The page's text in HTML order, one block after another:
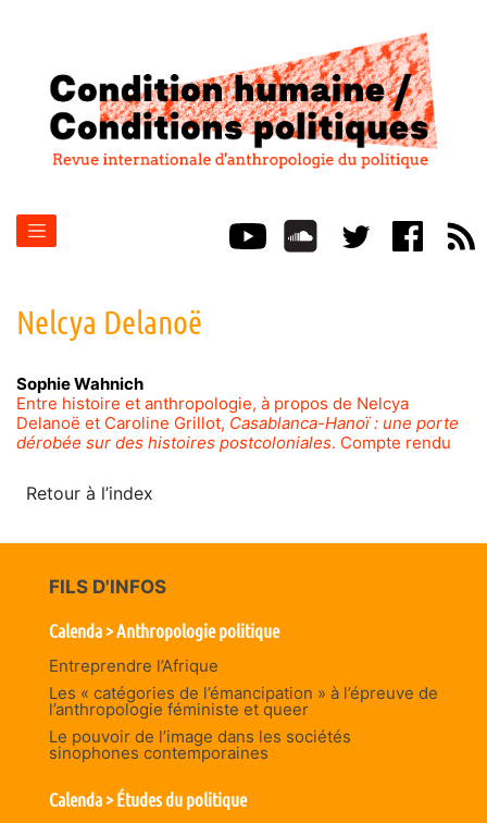
Nelcya Delanoë
SophieWahnich
Entre histoire et anthropologie, à propos de Nelcya
Delanoë et Caroline Grillot, Casablanca-Hanoï : une porte
dérobée sur des histoires postcoloniales. Compte rendu
Retour à l’index
FILS D'INFOS
Calenda > Anthropologie politique
Entreprendre l’Afrique
Les « catégories de l’émancipation » à l’épreuve de
l’anthropologie féministe et queer
Le pouvoir de l’image dans les sociétés
sinophones contemporaines
Calenda > Études du politique